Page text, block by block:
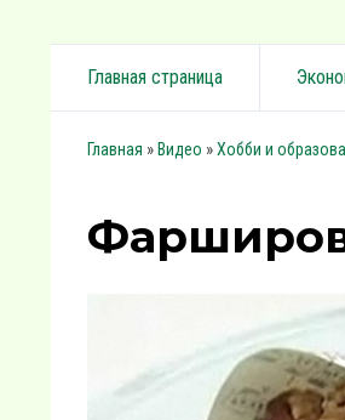
Главная страница
Главная » Видео »Хобби и